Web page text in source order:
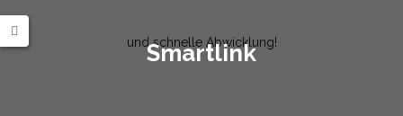
Smartlink